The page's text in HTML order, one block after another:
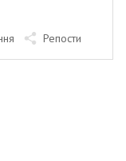
Репости